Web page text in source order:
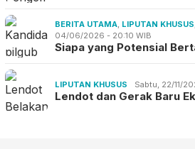
BERITA UTAMA LIPUTAN KHUSUS
04/06/2026 - 20:10 WIB
Siapa yang Potensial
LIPUTAN KHUSUS Sabtu, 22/11/
Lendot dan Gerak Baru